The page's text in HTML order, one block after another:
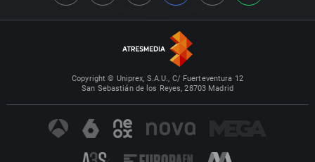
Copyright © Uniprex, S.A.U., C/ Fuerteventura 12
San Sebastián de los Reyes, 28703 Madrid